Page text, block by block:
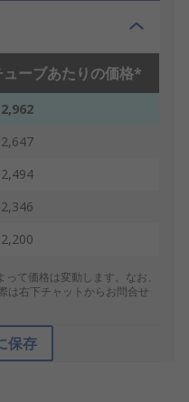
ューブあたりの価格*
て価格は変動します。なお、
は右下チャットからお問合せ
保存